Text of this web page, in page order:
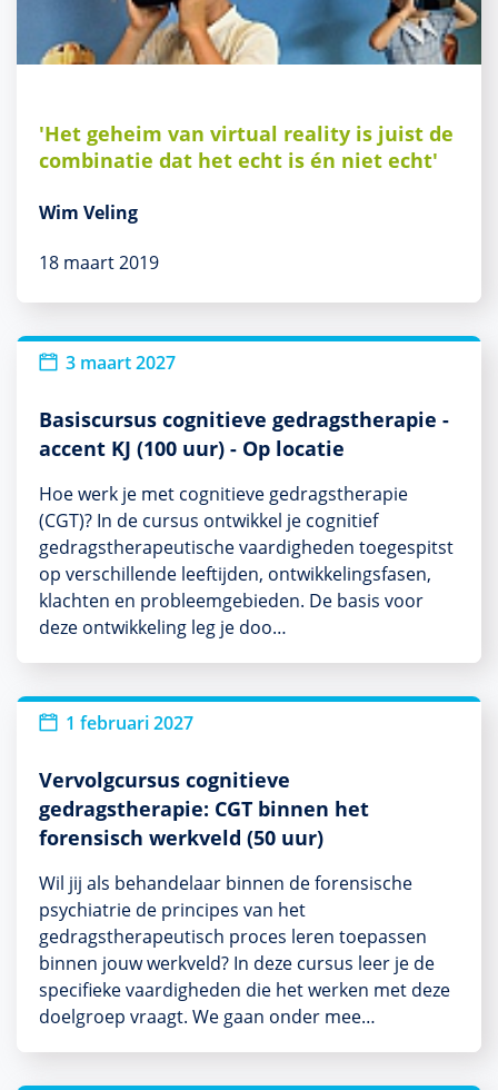
'Het geheim van virtual reality is juist de
combinatie dat het echt is én niet echt'
Wim Veling
18 maart 2019
3 maart 2027
Basiscursus cognitieve gedragstherapie -
accent KJ (100 uur) - Op locatie
Hoe werk je met cognitieve gedragstherapie
(CGT)? In de cursus ontwikkel je cognitief
gedragstherapeutische vaardigheden toegespitst
op verschillende leeftijden, ontwikkelingsfasen,
klachten en probleemgebieden. De basis voor
deze ontwikkeling leg je doo…
1 februari 2027
Vervolgcursus cognitieve
gedragstherapie: CGT binnen het
forensisch werkveld (50 uur)
Wil jij als behandelaar binnen de forensische
psychiatrie de principes van het
gedragstherapeutisch proces leren toepassen
binnen jouw werkveld? In deze cursus leer je de
specifieke vaardigheden die het werken met deze
doelgroep vraagt. We gaan onder mee…